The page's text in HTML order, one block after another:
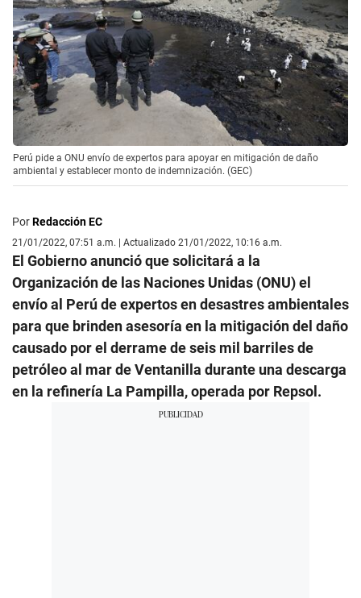
Perú pide a ONU envío de expertos para apoyar en mitigación de daño
ambiental y establecer monto de indemnización. (GEC)
PorRedacción EC
21/01/2022, 07:51 a.m. | Actualizado 21/01/2022, 10:16 a.m.
El Gobierno anunció que solicitará a la
Organización de las Naciones Unidas (ONU) el
envío al Perú de expertos en desastres ambientales
para que brinden asesoría en la mitigación del daño
causado por el derrame de seis mil barriles de
petróleo al mar de Ventanilla durante una descarga
en la refinería La Pampilla, operada por Repsol.